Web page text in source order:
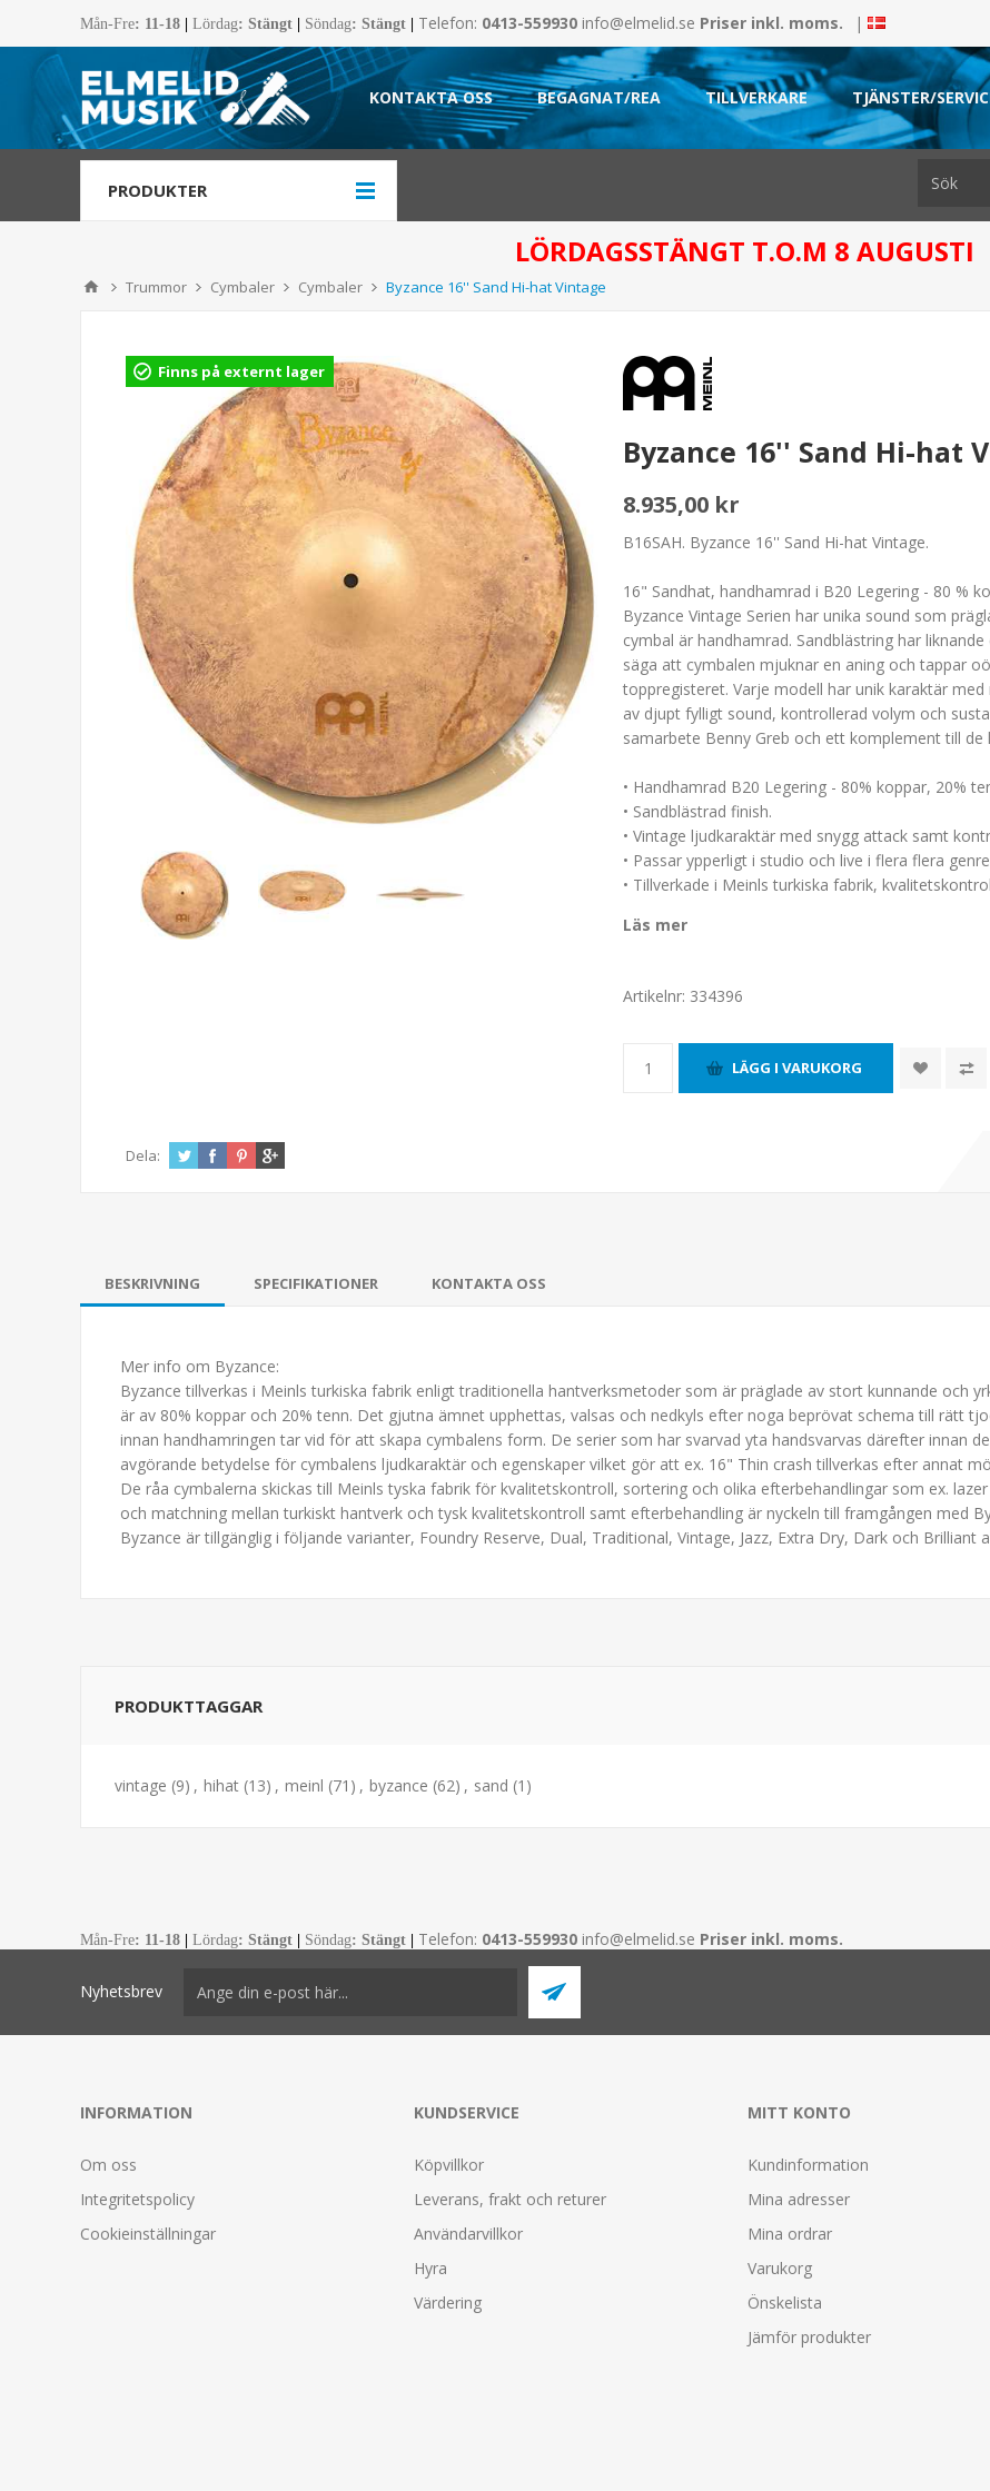
Mån-Fre: 11-18 Lördag: Stängt Söndag: Stängt Telefon: 0413-559930 info@elmelid.se Priser inkl. moms. |
KONTAKTA OSS BEGAGNAT/REA TILLVERKARE TJÄNSTER/
PRODUKTER
LÖRDAGSSTÄNGT T.O.M 8 AUGUSTI
Trummor Cymbaler Cymbaler Byzance 16'' Sand Hi-hat Vintage
Finns på externt lager
Byzance 16'' Sand Hi-hat
8.935,00 kr
B16SAH. Byzance 16'' Sand Hi-hat Vintage.
16" Sandhat, handhamrad i B20 Legering - 80 %
Byzance Vintage Serien har unika sound som
cymbal är handhamrad. Sandblästring har
säga att cymbalen mjuknar en aning och tappar
toppregisteret. Varje modell har unik karaktär
av djupt fylligt sound, kontrollerad volym och
samarbete Benny Greb och ett komplement till de
• Handhamrad B20 Legering - 80% koppar, 20%
• Sandblästrad finish.
• Vintage ljudkaraktär med snygg attack samt
• Passar ypperligt i studio och live i flera flera
• Tillverkade i Meinls turkiska fabrik,
Läs mer
Artikelnr: 334396
Dela:
BESKRIVNING SPECIFIKATIONER KONTAKTA OSS
Mer info om Byzance:
Byzance tillverkas i Meinls turkiska fabrik enligt traditionella hantverksmetoder som är präglade av stort kunnande och
är av 80% koppar och 20% tenn. Det gjutna ämnet upphettas, valsas och nedkyls efter noga beprövat schema till rätt
innan handhamringen tar vid för att skapa cymbalens form. De serier som har svarvad yta handsvarvas därefter innan
avgörande betydelse för cymbalens ljudkaraktär och egenskaper vilket gör att ex. 16" Thin crash tillverkas efter annat
De råa cymbalerna skickas till Meinls tyska fabrik för kvalitetskontroll, sortering och olika efterbehandlingar som ex.
och matchning mellan turkiskt hantverk och tysk kvalitetskontroll samt efterbehandling är nyckeln till framgången med
Byzance är tillgänglig i följande varianter, Foundry Reserve, Dual, Traditional, Vintage, Jazz, Extra Dry, Dark och Brilliant
PRODUKTTAGGAR
vintage (9) , hihat (13) , meinl (71) , byzance (62) , sand (1)
Mån-Fre: 11-18 Lördag: Stängt Söndag: Stängt Telefon: 0413-559930 info@elmelid.se Priser inkl. moms.
Nyhetsbrev
INFORMATION
Om oss
Integritetspolicy
Cookieinställningar
KUNDSERVICE
Köpvillkor
Leverans, frakt och returer
Användarvillkor
Hyra
Värdering
MITT KONTO
Kundinformation
Mina adresser
Mina ordrar
Varukorg
Önskelista
Jämför produkter